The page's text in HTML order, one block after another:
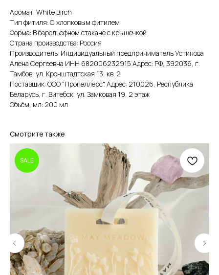
Аромат: White Birch
Тип фитиля: С хлопковым фитилем
Форма: В барельефном стакане с крышечкой
Страна производства: Россия
Производитель: Индивидуальный предприниматель Устинова
Алена Сергеевна ИНН 682006232915 Адрес: РФ, 392036, г.
Тамбов, ул. Кронштадтская 13, кв. 2
Поставщик: ООО "Пропеллерс". Адрес: 210026, Республика
Беларусь, г. Витебск, ул. Замковая 19, 2 этаж
Объём, мл: 200 мл
Смотрите также
SALE